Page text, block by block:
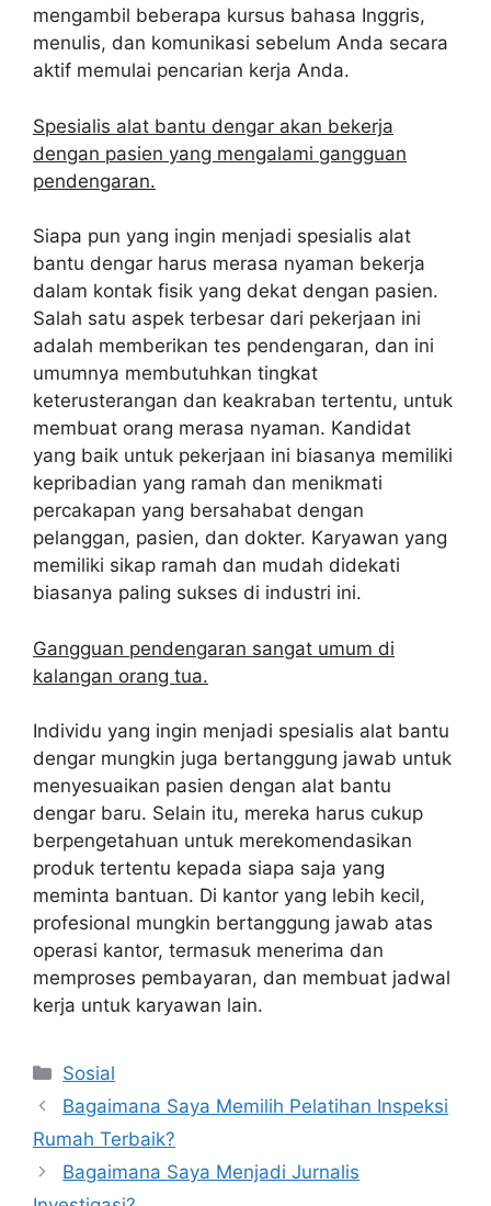
mengambil beberapa kursus bahasa Inggris,
menulis, dan komunikasi sebelum Anda secara
aktif memulai pencarian kerja Anda.
Spesialis alat bantu dengar akan bekerja
dengan pasien yang mengalami gangguan
pendengaran.
Siapa pun yang ingin menjadi spesialis alat
bantu dengar harus merasa nyaman bekerja
dalam kontak fisik yang dekat dengan pasien.
Salah satu aspek terbesar dari pekerjaan ini
adalah memberikan tes pendengaran, dan ini
umumnya membutuhkan tingkat
keterusterangan dan keakraban tertentu, untuk
membuat orang merasa nyaman. Kandidat
yang baik untuk pekerjaan ini biasanya memiliki
kepribadian yang ramah dan menikmati
percakapan yang bersahabat dengan
pelanggan, pasien, dan dokter. Karyawan yang
memiliki sikap ramah dan mudah didekati
biasanya paling sukses di industri ini.
Gangguan pendengaran sangat umum di
kalangan orang tua.
Individu yang ingin menjadi spesialis alat bantu
dengar mungkin juga bertanggung jawab untuk
menyesuaikan pasien dengan alat bantu
dengar baru. Selain itu, mereka harus cukup
berpengetahuan untuk merekomendasikan
produk tertentu kepada siapa saja yang
meminta bantuan. Di kantor yang lebih kecil,
profesional mungkin bertanggung jawab atas
operasi kantor, termasuk menerima dan
memproses pembayaran, dan membuat jadwal
kerja untuk karyawan lain.
Kategori
Sosial
Bagaimana Saya Memilih Pelatihan Inspeksi
Rumah Terbaik?
Bagaimana Saya Menjadi Jurnalis